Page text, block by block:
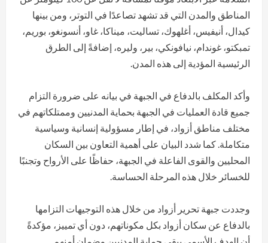
المناطق والمدن التي قد تشهد تصاعدًا في التوتر، ومن بينها
كيدال، أنيفيس، أغلهوك، تساليت، ميناكا، غاو، أنسونغو، بوريم،
تمبكتو، غوندام، نيافونكي، بير، وليره، إضافةً إلى الطرق
الرئيسية المؤدية إلى هذه المدن.
وأكد المكلف بالدفاع في الجبهة في بيانه على ضرورة التزام
جميع قادة العمليات في الجبهة بحماية المدنيين وممتلكاتهم في
مختلف مناطق أزواد، في إطار مسؤولية إنسانية وسياسية
متكاملة. كما شدد البيان على أهمية التعاون بين السكان
المحليين والقوى الفاعلة في الجبهة، حفاظًا على الأرواح وتجنبًا
للخسائر خلال هذه المرحلة الحساسة.
وجددت جبهة تحرير أزواد من خلال هذه التوجيهات التزامها
بالدفاع عن سكان أزواد بكل مكوناتهم، دون أي تمييز، مؤكدةً